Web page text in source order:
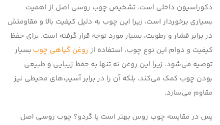
دکوراسیون داخلی است. تشخیص چوب روسی اصل از اهمیت
بسیاری برخوردار است، زیرا این چوب به دلیل کیفیت بالا و مقاومتش
در برابر فشار و رطوبت، بسیار مورد توجه قرار گرفته است. برای حفظ
کیفیت و دوام این نوع چوب، استفاده از روغن گیاهی چوب بسیار
توصیه می‌شود، زیرا این روغن نه تنها به حفظ زیبایی و طبیعی
بودن چوب کمک می‌کند، بلکه آن را در برابر آسیب‌های محیطی نیز
مقاوم می‌سازد.
پس در مقایسه چوب روس بهتر است یا گردو؟ چوب روسی اصل